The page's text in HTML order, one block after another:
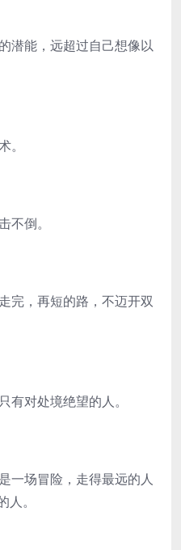
潜能，远超过自己想像以
不倒。
完，再短的路，不迈开双
有对处境绝望的人。
一场冒险，走得最远的人
。